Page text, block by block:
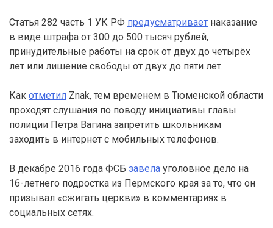
Статья 282 часть 1 УК РФ предусматривает наказание
в виде штрафа от 300 до 500 тысяч рублей,
принудительные работы на срок от двух до четырёх
лет или лишение свободы от двух до пяти лет.
Как отметил Znak, тем временем в Тюменской области
проходят слушания по поводу инициативы главы
полиции Петра Вагина запретить школьникам
заходить в интернет с мобильных телефонов.
В декабре 2016 года ФСБ завела уголовное дело на
16-летнего подростка из Пермского края за то, что он
призывал «сжигать церкви» в комментариях в
социальных сетях.